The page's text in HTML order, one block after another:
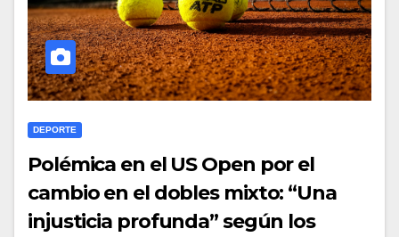
DEPORTE
Polémica en el US Open por el
cambio en el dobles mixto: “Una
injusticia profunda” según los